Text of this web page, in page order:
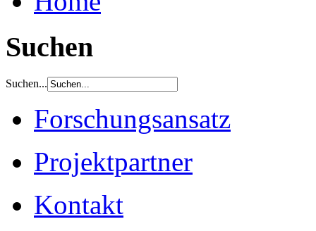
Suchen
Suchen...
Forschungsansatz
Projektpartner
Kontakt